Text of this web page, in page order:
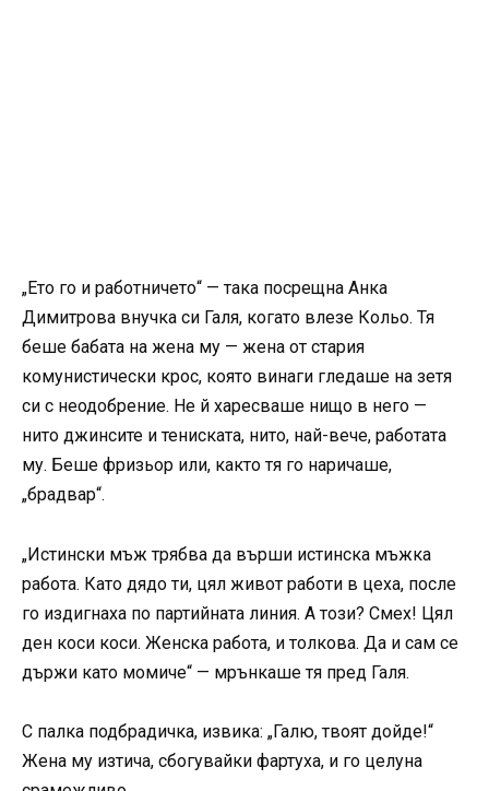
„Ето го и работничето“ — така посрещна Анка
Димитрова внучка си Галя, когато влезе Кольо. Тя
беше бабата на жена му — жена от стария
комунистически крос, която винаги гледаше на зетя
си с неодобрение. Не й харесваше нищо в него —
нито джинсите и тениската, нито, най-вече, работата
му. Беше фризьор или, както тя го наричаше,
„брадвар“.
„Истински мъж трябва да върши истинска мъжка
работа. Като дядо ти, цял живот работи в цеха, после
го издигнаха по партийната линия. А този? Смех! Цял
ден коси коси. Женска работа, и толкова. Да и сам се
държи като момиче“ — мрънкаше тя пред Галя.
С палка подбрадичка, извика: „Галю, твоят дойде!“
Жена му изтича, сбогувайки фартуха, и го целуна